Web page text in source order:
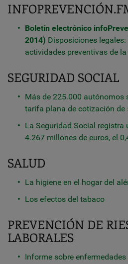
Boletín electrónico
2014) Disposiciones
actividades preventivas de
SEGURIDAD SOCIAL
Más de 225.000 autónomos
tarifa plana de cotización de
La Seguridad Social registra
4.267 millones de euros, el
SALUD
La higiene en el hogar del
Los efectos del tabaco
PREVENCIÓN DE
LABORALES
Informe sobre